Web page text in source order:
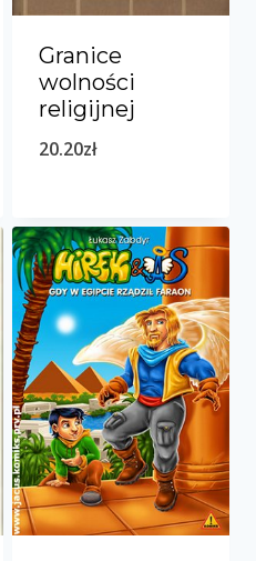
Granice
wolności
religijnej
20.20zł